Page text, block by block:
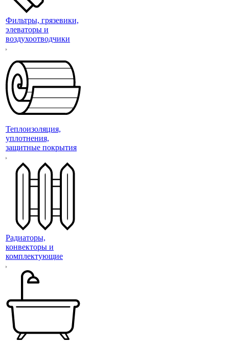
Фильтры, грязевики,
элеваторы и
воздухоотводчики
Теплоизоляция,
уплотнения,
защитные покрытия
Радиаторы,
конвекторы и
комплектующие